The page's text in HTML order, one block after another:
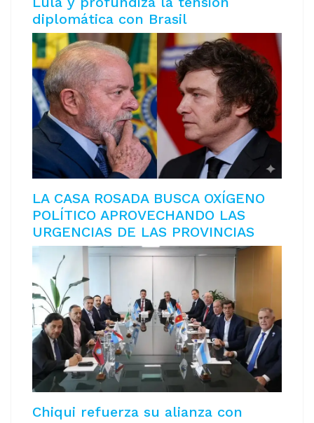
diplomática con Brasil
LA CASA ROSADA BUSCA OXÍGENO
POLÍTICO APROVECHANDO LAS
URGENCIAS DE LAS PROVINCIAS
Chiqui refuerza su alianza con